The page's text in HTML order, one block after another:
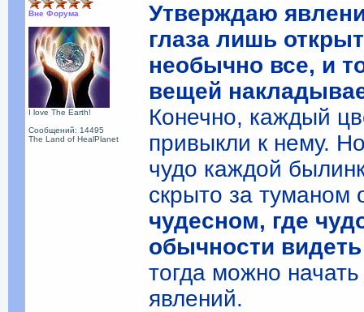
Вне Форума
I love The Earth!
Сообщений: 14495
The Land of HealPlanet
Утверждаю
глаза лишь
необычно все, и
вещей
Конечно, каждый
привыкли к нему.
чудо каждой
скрыто за туманом
чудесном, где
обычности
тогда можно
явлений.